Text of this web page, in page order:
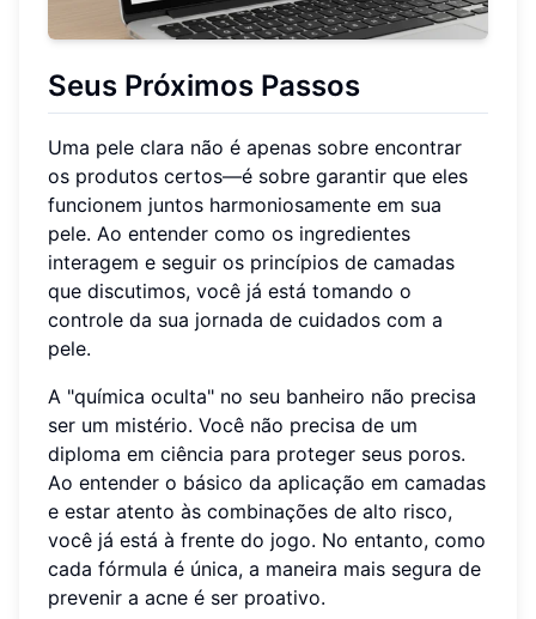
Seus Próximos Passos
Uma pele clara não é apenas sobre encontrar
os produtos certos—é sobre garantir que eles
funcionem juntos harmoniosamente em sua
pele. Ao entender como os ingredientes
interagem e seguir os princípios de camadas
que discutimos, você já está tomando o
controle da sua jornada de cuidados com a
pele.
A "química oculta" no seu banheiro não precisa
ser um mistério. Você não precisa de um
diploma em ciência para proteger seus poros.
Ao entender o básico da aplicação em camadas
e estar atento às combinações de alto risco,
você já está à frente do jogo. No entanto, como
cada fórmula é única, a maneira mais segura de
prevenir a acne é ser proativo.